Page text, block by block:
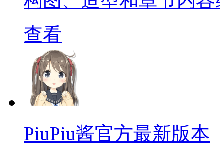
查看
PiuPiu酱官方最新版本